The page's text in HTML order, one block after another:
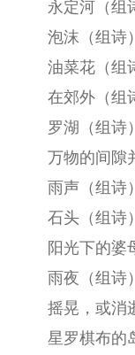
永定河（组
泡沫（组诗
油菜花（组
在郊外（组
罗湖（组诗
万物的间隙
雨声（组诗
石头（组诗
阳光下的婆
雨夜（组诗
摇晃，或消
星罗棋布的岛